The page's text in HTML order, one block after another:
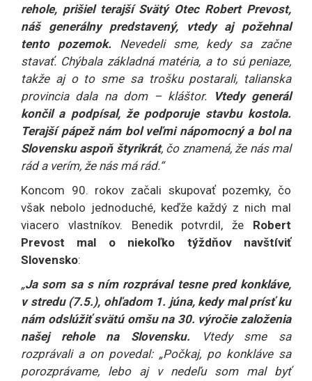
rehole, prišiel terajší Svätý Otec Robert Prevost,
náš generálny predstavený, vtedy aj požehnal
tento pozemok. Nevedeli sme, kedy sa začne
stavať. Chýbala základná matéria, a to sú peniaze,
takže aj o to sme sa trošku postarali, talianska
provincia dala na dom – kláštor.
Vtedy generál
končil a podpísal, že podporuje stavbu kostola.
Terajší pápež nám bol veľmi nápomocný a bol na
Slovensku aspoň štyrikrát, čo znamená, že nás mal
rád a verím, že nás má rád.“
Koncom 90. rokov začali skupovať pozemky, čo
však nebolo jednoduché, keďže každý z nich mal
viacero vlastníkov. Benedik potvrdil, že Robert
Prevost mal o niekoľko týždňov navštíviť
Slovensko:
„Ja som sa s ním rozprával tesne pred konkláve,
v stredu (7.5.), ohľadom 1. júna, kedy mal prísť ku
nám odslúžiť svätú omšu na 30. výročie založenia
našej rehole na Slovensku.
Vtedy sme sa
rozprávali a on povedal: „Počkaj, po konkláve sa
porozprávame, lebo aj v nedeľu som mal byť